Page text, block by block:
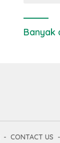
Banyak
CONTACT US